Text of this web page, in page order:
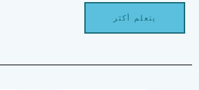
يتعلم أكثر